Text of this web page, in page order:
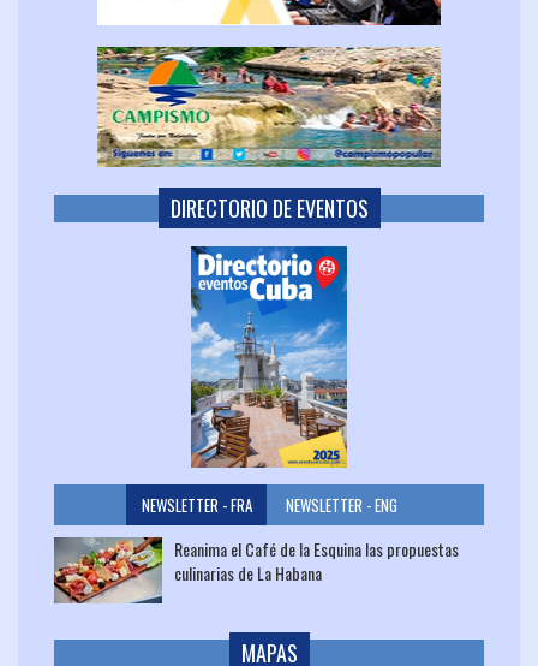
DIRECTORIO DE EVENTOS
NEWSLETTER - FRA NEWSLETTER - ENG
Reanima el Café de la Esquina las propuestas
culinarias de La Habana
MAPAS